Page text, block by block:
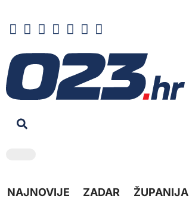
NAJNOVIJE ZADAR ŽUPANIJA